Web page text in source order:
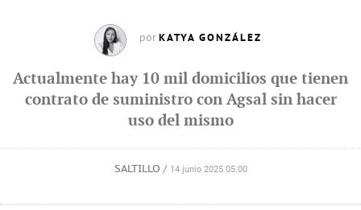
por KATYA GONZÁLEZ
Actualmente hay 10 mil domicilios que tienen
contrato de suministro con Agsal sin hacer
uso del mismo
SALTILLO / 14 junio 2025 05:00